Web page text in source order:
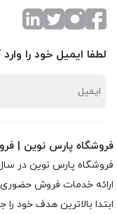
لطفا ایمیل خود را
فروشگاه پارس نوین |
ارائه خدمات فروش حضوری
ابتدا بالاترین هدف خود